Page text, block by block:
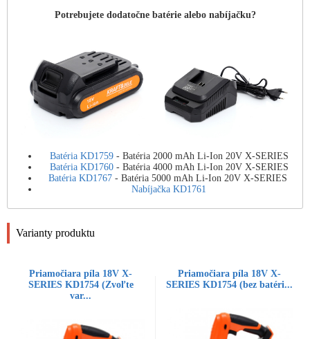
Potrebujete dodatočne batérie alebo nabíjačku?
Batéria KD1759- Batéria 2000 mAh Li-Ion 20V X-SERIES
Batéria KD1760- Batéria 4000 mAh Li-Ion 20V X-SERIES
Batéria KD1767- Batéria 5000 mAh Li-Ion 20V X-SERIES
Nabíjačka KD1761
Varianty produktu
Priamočiara píla 18V X-
SERIES KD1754 (Zvoľte
var...
Priamočiara píla 18V X-
SERIES KD1754 (bez batéri...